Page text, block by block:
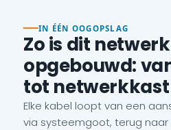
IN ÉÉN OOGOPSLAG
Zo is dit netwerk
opgebouwd:
tot netwerkkast
Elke kabel loopt van een
via systeemgoot, terug